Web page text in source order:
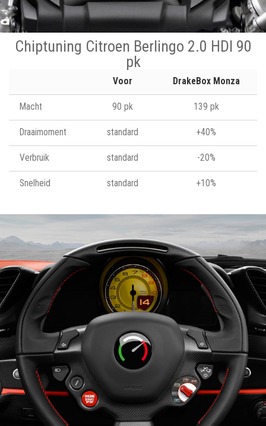
Chiptuning Citroen Berlingo 2.0 HDI 90
pk
Voor DrakeBox Monza
Macht 90 pk 139 pk
Draaimoment standard +40%
Verbruik standard -20%
Snelheid standard +10%